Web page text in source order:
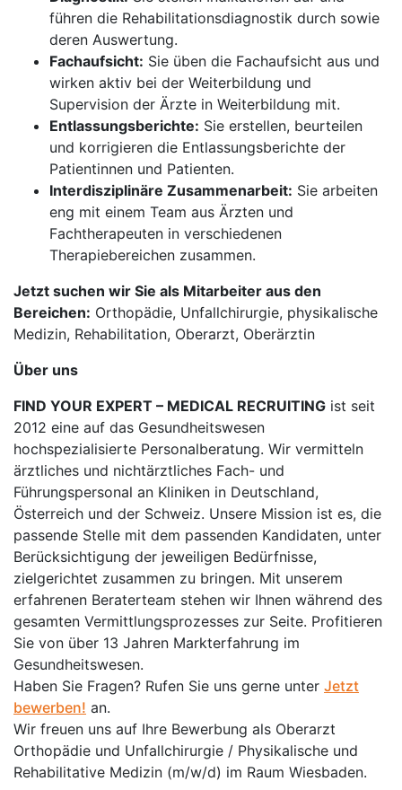
führen die Rehabilitationsdiagnostik durch sowie
deren Auswertung.
Fachaufsicht: Sie üben die Fachaufsicht aus und
wirken aktiv bei der Weiterbildung und
Supervision der Ärzte in Weiterbildung mit.
Entlassungsberichte: Sie erstellen, beurteilen
und korrigieren die Entlassungsberichte der
Patientinnen und Patienten.
Interdisziplinäre Zusammenarbeit: Sie arbeiten
eng mit einem Team aus Ärzten und
Fachtherapeuten in verschiedenen
Therapiebereichen zusammen.
Jetzt suchen wir Sie als Mitarbeiter aus den
Bereichen: Orthopädie, Unfallchirurgie, physikalische
Medizin, Rehabilitation, Oberarzt, Oberärztin
Über uns
FIND YOUR EXPERT – MEDICAL RECRUITING ist seit
2012 eine auf das Gesundheitswesen
hochspezialisierte Personalberatung. Wir vermitteln
ärztliches und nichtärztliches Fach- und
Führungspersonal an Kliniken in Deutschland,
Österreich und der Schweiz. Unsere Mission ist es, die
passende Stelle mit dem passenden Kandidaten, unter
Berücksichtigung der jeweiligen Bedürfnisse,
zielgerichtet zusammen zu bringen. Mit unserem
erfahrenen Beraterteam stehen wir Ihnen während des
gesamten Vermittlungsprozesses zur Seite. Profitieren
Sie von über 13 Jahren Markterfahrung im
Gesundheitswesen.
Haben Sie Fragen? Rufen Sie uns gerne unter Jetzt
bewerben! an.
Wir freuen uns auf Ihre Bewerbung als Oberarzt
Orthopädie und Unfallchirurgie / Physikalische und
Rehabilitative Medizin (m/w/d) im Raum Wiesbaden.